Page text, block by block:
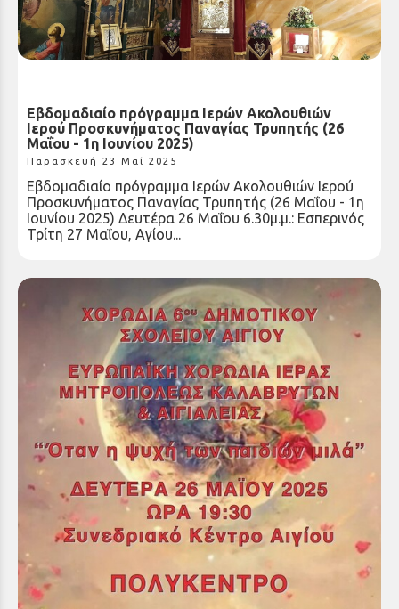
Εβδομαδιαίο πρόγραμμα Ιερών Ακολουθιών
Ιερού Προσκυνήματος Παναγίας Τρυπητής (26
Μαΐου - 1η Ιουνίου 2025)
Παρασκευή 23 Μαΐ 2025
Εβδομαδιαίο πρόγραμμα Ιερών Ακολουθιών Ιερού
Προσκυνήματος Παναγίας Τρυπητής (26 Μαΐου - 1η
Ιουνίου 2025) Δευτέρα 26 Μαΐου 6.30μ.μ.: Εσπερινός
Τρίτη 27 Μαΐου, Αγίου...
Μουσική εκδήλωση από την Ευρωπαϊκή Χορωδία
της Ιεράς Μητροπόλεως και την Χορωδία του 6ου
Δημοτικού Σχολείου Αιγίου
Παρασκευή 23 Μαΐ 2025
Η Ιερά Μητρόπολη ενημερώνει ότι η ΕΥΡΩΠΑΪΚΗ
ΧΟΡΩΔΙΑ της Ιεράς Μητροπόλεως Καλαβρύτων &
Αιγιαλείας και η Χορωδία του 6ου Δημοτικού...